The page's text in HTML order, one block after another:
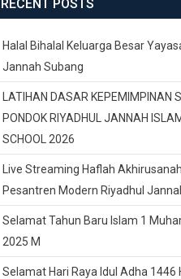
RECENT POSTS
Halal Bihalal Keluarga Besar
Jannah Subang
LATIHAN DASAR KEPEMIMPINAN
PONDOK RIYADHUL JANNAH
SCHOOL 2026
Live Streaming Haflah
Pesantren Modern Riyadhul
Selamat Tahun Baru Islam 1
2025 M
Selamat Hari Raya Idul Adha 1446